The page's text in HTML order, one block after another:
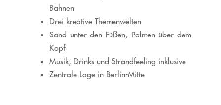
Bahnen
Drei kreative Themenwelten
Sand unter den Füßen, Palmen über dem
Kopf
Musik, Drinks und Strandfeeling inklusive
Zentrale Lage in Berlin-Mitte